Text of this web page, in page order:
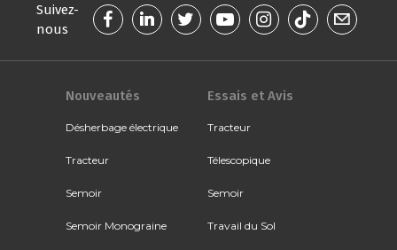
Suivez-
nous
Nouveautés
Désherbage électrique
Tracteur
Semoir
Semoir Monograine
Essais et Avis
Tracteur
Télescopique
Semoir
Travail du Sol